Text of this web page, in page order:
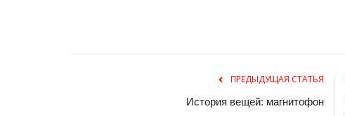
ПРЕДЫДУЩАЯ СТАТЬЯ
История вещей: магнитофон